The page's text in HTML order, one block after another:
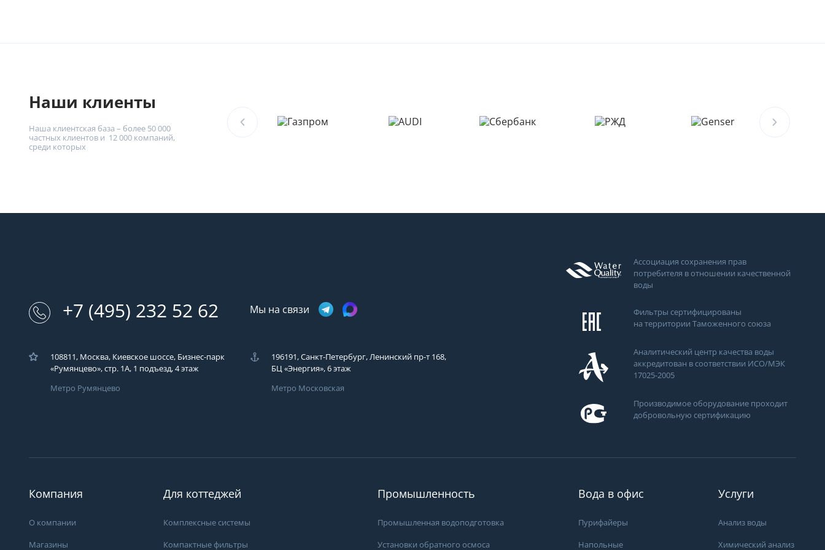
Выберите причину обращения
Наши клиенты
Наша клиентская база – более 50 000
частных клиентов и 12 000 компаний,
среди которых
+7 (495) 232 52 62 Мы на связи
108811, Москва, Киевское шоссе, Бизнес-парк
«Румянцево», стр. 1А, 1 подъезд, 4 этаж
Метро Румянцево
196191, Санкт-Петербург, Ленинский пр-т 168,
БЦ «Энергия», 6 этаж
Метро Московская
Ассоциация сохранения прав
потребителя в отношении качественной
воды
Фильтры сертифицированы
на территории Таможенного союза
Аналитический центр качества воды
аккредитован в соответствии ИСО/МЭК
17025-2005
Производимое оборудование проходит
добровольную сертификацию
Компания
О компании
Магазины
Для коттеджей
Комплексные системы
Компактные фильтры
Промышленность
Промышленная водоподготовка
Установки обратного осмоса
Вода в офис
Пурифайеры
Напольные
Услуги
Анализ воды
Химический анализ
Я принимаю условия